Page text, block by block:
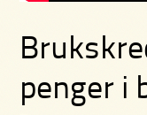
penger i